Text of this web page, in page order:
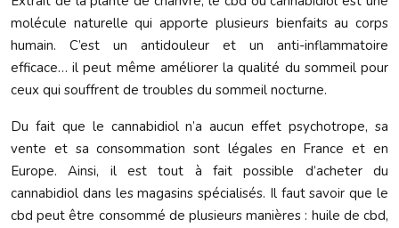
molécule naturelle qui apporte plusieurs bienfaits au corps
humain. C’est un antidouleur et un anti-inflammatoire
efficace… il peut même améliorer la qualité du sommeil pour
ceux qui souffrent de troubles du sommeil nocturne.
Du fait que le cannabidiol n’a aucun effet psychotrope, sa
vente et sa consommation sont légales en France et en
Europe. Ainsi, il est tout à fait possible d’acheter du
cannabidiol dans les magasins spécialisés. Il faut savoir que le
cbd peut être consommé de plusieurs manières : huile de cbd,